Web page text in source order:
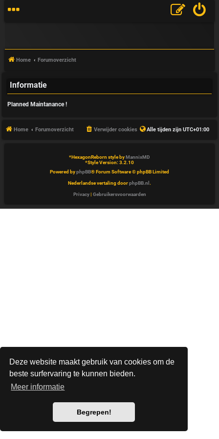
Deze website maakt gebruik van cookies om de
beste surfervaring te kunnen bieden.
Meer informatie
Begrepen!
V
A
Home Forumoverzicht
Informatie
Planned Maintanance !
Home Forumoverzicht Alle tijden zijn UTC+01:00
Verwijder cookies
*HexagonReborn style byMannixMD
*Style Version: 3.2.10
Powered byphpBB® Forum Software © phpBB Limited
Nederlandse vertaling doorphpBB.nl .
Privacy| Gebruikersvoorwaarden